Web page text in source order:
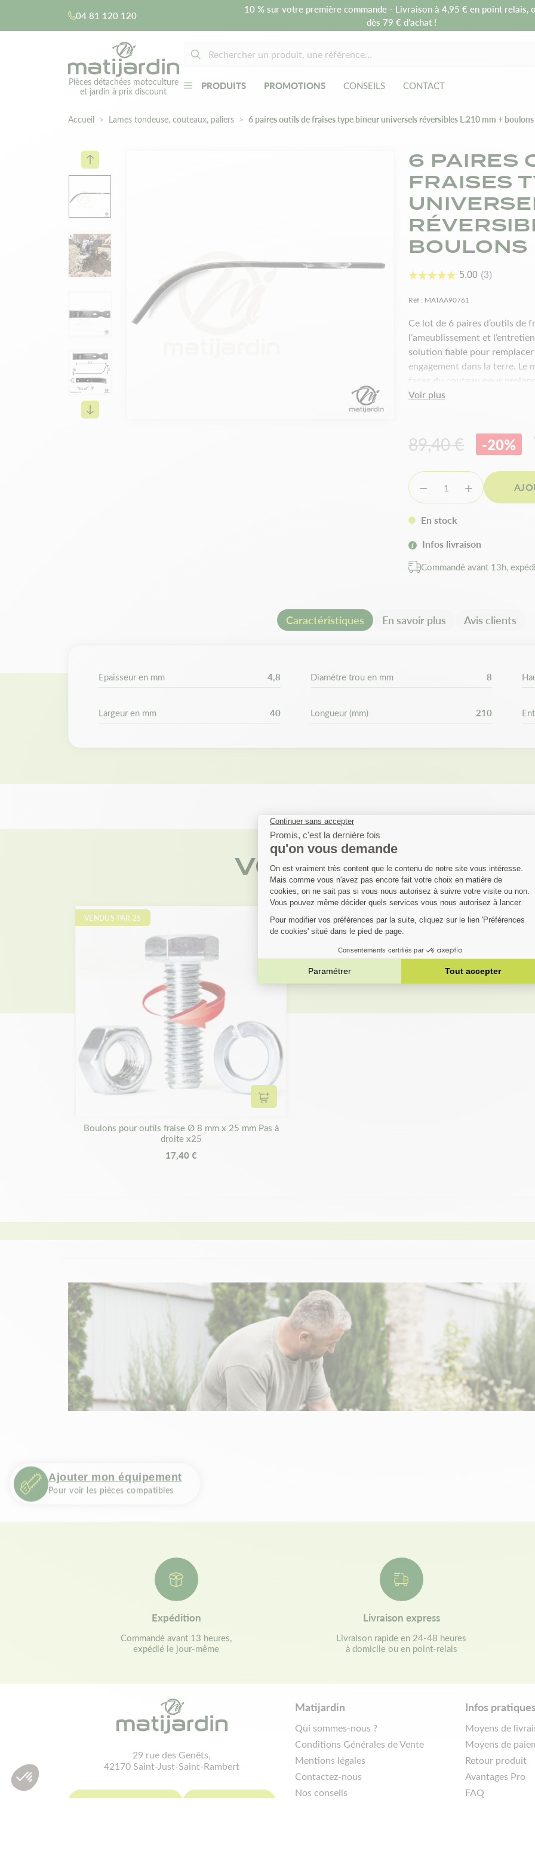
04 81 120 120
10 % sur votre première commande - Livraison à 4,95 € en point relais,
dès 79 € d’achat !
Pièces détachées motoculture
et jardin à prix discount
PRODUITS PROMOTIONS CONSEILS CONTACT
Ajouter mon équipement
Pour voir les pièces compatibles
Accueil Lames tondeuse, couteaux, paliers 6 paires outils de fraises type bineur universels réversibles L.210 mm + boulons
6 PAIRES
FRAISES
BOULONS
Réf : MATAA90761
Ce lot de 6 paires d’outils de
l’ameublissement et
solution fiable pour
engagement dans la terre. Le
faces du couteau pour
incluse pour faciliter le
Epaisseur : 4,8 mm
Diamètre trou : 8 mm
Hauteur : 55 mm
40 mm
Entraxe :
Conditionnement :
Les avantages
d’utilisation
Fuxtec… Vérifiez les
Voir plus
89,40 € -20%
 
En stock
Infos livraison
Commandé avant 13h,
Caractéristiques En savoir plus Avis clients
Epaisseur en mm 4,8 Diamètre trou en mm 8
Largeur en mm 40 Longueur (mm) 210
VOUS AIMEREZ
VENDUS PAR 25
Ajouter au panier
Boulons pour outils fraise Ø 8 mm x 25 mm Pas à
droite x25
17,40 €
Expédition
Commandé avant 13 heures,
expédié le jour-même
Livraison express
Livraison rapide en 24-48 heures
à domicile ou en point-relais
29 rue des Genêts,
42170 Saint-Just-Saint-Rambert
Matijardin
Qui sommes-nous ?
Conditions Générales de Vente
Mentions légales
Contactez-nous
Nos conseils
Infos
Moyens de
Moyens de
Retour produit
Avantages Pro
FAQ